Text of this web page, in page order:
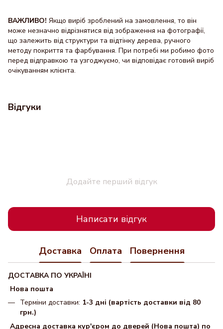
ВАЖЛИВО! Якщо виріб зроблений на замовлення, то він
може незначно відрізнятися від зображення на фотографії,
що залежить від структури та відтінку дерева, ручного
методу покриття та фарбування. При потребі ми робимо фото
перед відправкою та узгоджуємо, чи відповідає готовий виріб
очікуванням клієнта.
Відгуки
Додайте перший відгук
Написати відгук
Доставка Оплата Повернення
ДОСТАВКА ПО УКРАЇНІ
Нова пошта
Терміни доставки: 1-3 дні (вартість доставки від 80
грн.)
Адресна доставка кур'єром до дверей (Нова пошта) по